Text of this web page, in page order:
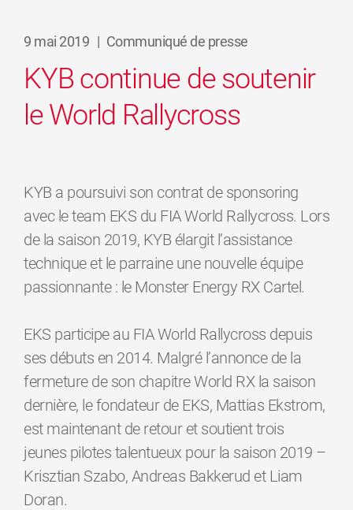
9 mai 2019 | Communiqué de presse
KYB continue de soutenir
le World Rallycross
KYB a poursuivi son contrat de sponsoring
avec le team EKS du FIA World Rallycross. Lors
de la saison 2019, KYB élargit l’assistance
technique et le parraine une nouvelle équipe
passionnante : le Monster Energy RX Cartel.
EKS participe au FIA World Rallycross depuis
ses débuts en 2014. Malgré l’annonce de la
fermeture de son chapitre World RX la saison
dernière, le fondateur de EKS, Mattias Ekstrom,
est maintenant de retour et soutient trois
jeunes pilotes talentueux pour la saison 2019 –
Krisztian Szabo, Andreas Bakkerud et Liam
Doran.